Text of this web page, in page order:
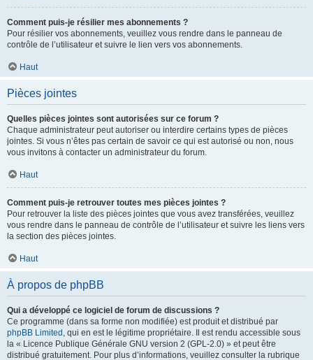
Comment puis-je résilier mes abonnements ?
Pour résilier vos abonnements, veuillez vous rendre dans le panneau de
contrôle de l’utilisateur et suivre le lien vers vos abonnements.
Haut
Pièces jointes
Quelles pièces jointes sont autorisées sur ce forum ?
Chaque administrateur peut autoriser ou interdire certains types de pièces
jointes. Si vous n’êtes pas certain de savoir ce qui est autorisé ou non, nous
vous invitons à contacter un administrateur du forum.
Haut
Comment puis-je retrouver toutes mes pièces jointes ?
Pour retrouver la liste des pièces jointes que vous avez transférées, veuillez
vous rendre dans le panneau de contrôle de l’utilisateur et suivre les liens vers
la section des pièces jointes.
Haut
À propos de phpBB
Qui a développé ce logiciel de forum de discussions ?
Ce programme (dans sa forme non modifiée) est produit et distribué par
phpBB Limited , qui en est le légitime propriétaire. Il est rendu accessible sous
la « Licence Publique Générale GNU version 2 (GPL-2.0) » et peut être
distribué gratuitement. Pour plus d’informations, veuillez consulter la rubrique